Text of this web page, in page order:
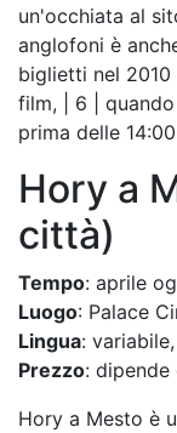
un'occhiata al
anglofoni è
biglietti nel
film, | 6 |
prima delle 14:00
Hory a
città)
Tempo: aprile
Luogo: Palace
Lingua:
Prezzo: dipende
Hory a Mesto è